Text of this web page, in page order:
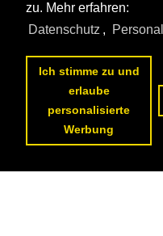
zu. Mehr erfahren:
Datenschutz ,
Ich stimme zu und
erlaube
personalisierte
Werbung